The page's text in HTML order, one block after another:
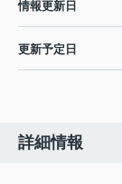
情報更新日
更新予定日
詳細情報